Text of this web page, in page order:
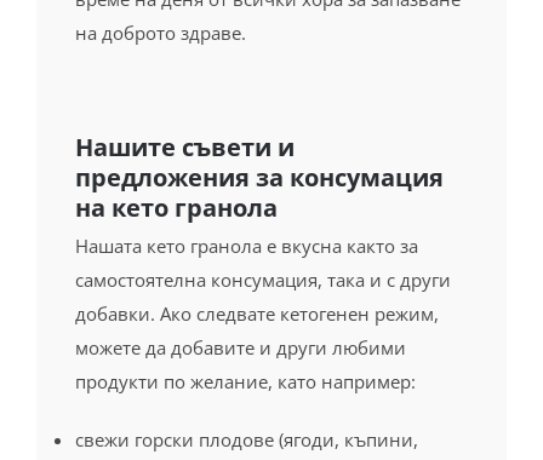
Нашите съвети и
Нашата кето гранола е вкусна както за
самостоятелна консумация, така и с други
добавки. Ако следвате кетогенен режим,
можете да добавите и други любими
продукти по желание, като например:
свежи горски плодове (ягоди, къпини,
тахан